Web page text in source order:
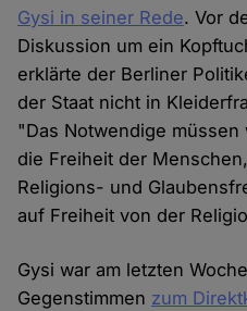
Gysi in seiner Rede. Vor
Diskussion um ein
erklärte der Berliner
der Staat nicht in
"Das Notwendige
die Freiheit der
Religions- und
auf Freiheit von der
Gysi war am letzten
Gegenstimmen zum